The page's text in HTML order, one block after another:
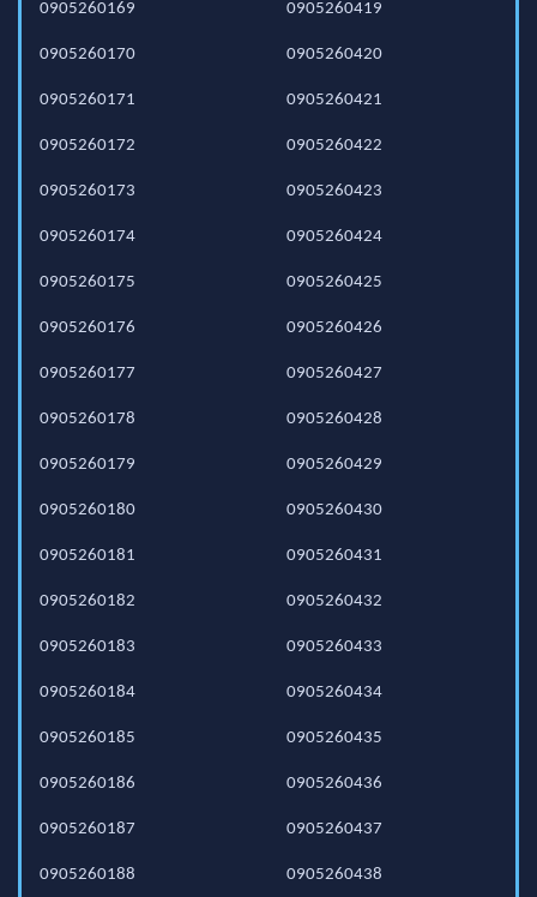
0905260169
0905260170
0905260171
0905260172
0905260173
0905260174
0905260175
0905260176
0905260177
0905260178
0905260179
0905260180
0905260181
0905260182
0905260183
0905260184
0905260185
0905260186
0905260187
0905260188
0905260419
0905260420
0905260421
0905260422
0905260423
0905260424
0905260425
0905260426
0905260427
0905260428
0905260429
0905260430
0905260431
0905260432
0905260433
0905260434
0905260435
0905260436
0905260437
0905260438